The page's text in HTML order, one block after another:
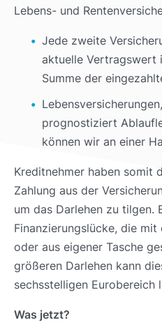
Lebens- und
Jede zweite
aktuelle Vertragswert
Summe der
prognostiziert
können wir an einer
Kreditnehmer haben somit
Zahlung aus der
um das Darlehen zu tilgen.
Finanzierungslücke, die mit
oder aus eigener Tasche
größeren Darlehen kann
sechsstelligen Eurobereich
Was jetzt?